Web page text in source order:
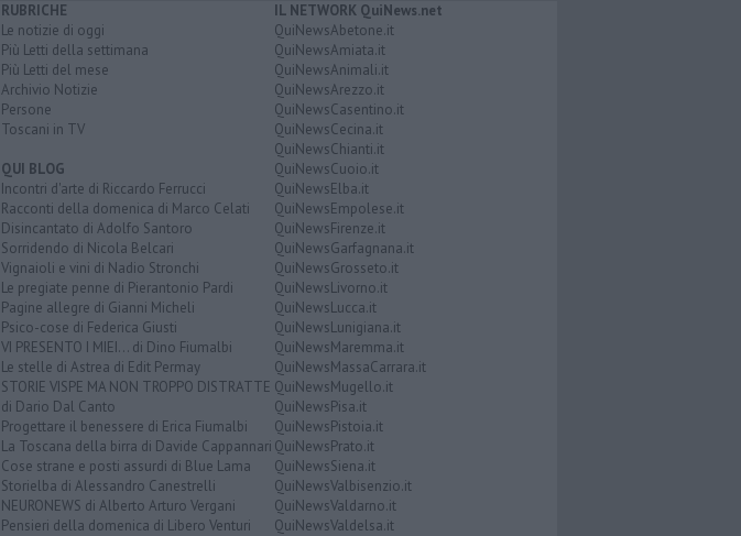
RUBRICHE
Le notizie di oggi
Più Letti della settimana
Più Letti del mese
Archivio Notizie
Persone
Toscani in TV
QUI BLOG
Incontri d'arte di Riccardo Ferrucci
Racconti della domenica di Marco Celati
Disincantato di Adolfo Santoro
Sorridendo di Nicola Belcari
Vignaioli e vini di Nadio Stronchi
Le pregiate penne di Pierantonio Pardi
Pagine allegre di Gianni Micheli
Psico-cose di Federica Giusti
VI PRESENTO I MIEI... di Dino Fiumalbi
Le stelle di Astrea di Edit Permay
STORIE VISPE MA NON TROPPO DISTRATTE
di Dario Dal Canto
Progettare il benessere di Erica Fiumalbi
La Toscana della birra di Davide Cappannari
Cose strane e posti assurdi di Blue Lama
Storielba di Alessandro Canestrelli
NEURONEWS di Alberto Arturo Vergani
Pensieri della domenica di Libero Venturi
IL NETWORK QuiNews.net
QuiNewsAbetone.it
QuiNewsAmiata.it
QuiNewsAnimali.it
QuiNewsArezzo.it
QuiNewsCasentino.it
QuiNewsCecina.it
QuiNewsChianti.it
QuiNewsCuoio.it
QuiNewsElba.it
QuiNewsEmpolese.it
QuiNewsFirenze.it
QuiNewsGarfagnana.it
QuiNewsGrosseto.it
QuiNewsLivorno.it
QuiNewsLucca.it
QuiNewsLunigiana.it
QuiNewsMaremma.it
QuiNewsMassaCarrara.it
QuiNewsMugello.it
QuiNewsPisa.it
QuiNewsPistoia.it
QuiNewsPrato.it
QuiNewsSiena.it
QuiNewsValbisenzio.it
QuiNewsValdarno.it
QuiNewsValdelsa.it